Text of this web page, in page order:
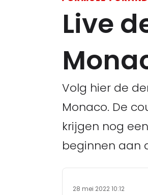
Live
Volg hier de
Monaco. De
krijgen nog
beginnen aan
28 mei 2022 10:12